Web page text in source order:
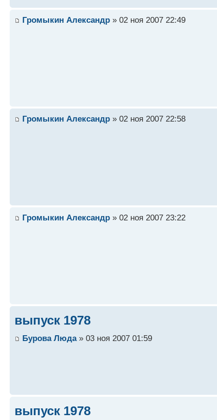
Громыкин Александр » 02 ноя 2007 22:49
Громыкин Александр » 02 ноя 2007 22:58
Громыкин Александр » 02 ноя 2007 23:22
выпуск 1978
Бурова Люда» 03 ноя 2007 01:59
выпуск 1978